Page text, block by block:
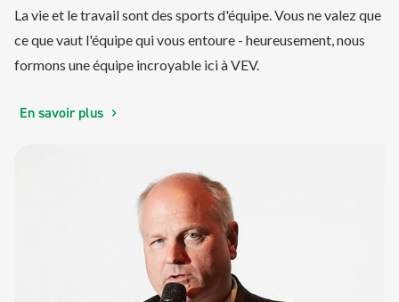
La vie et le travail sont des sports d'équipe. Vous ne valez que
ce que vaut l'équipe qui vous entoure - heureusement, nous
formons une équipe incroyable ici à VEV.
En savoir plus